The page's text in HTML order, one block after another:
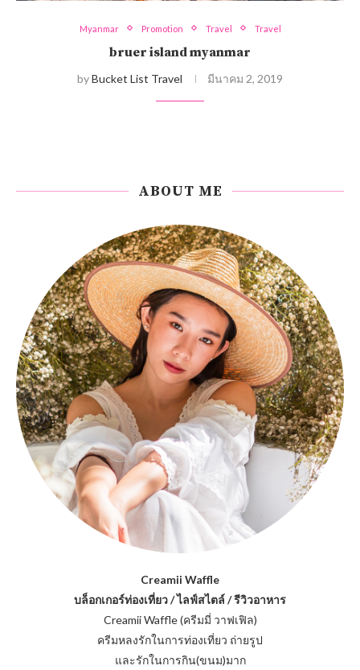
Myanmar Promotion Travel Travel
bruer island myanmar
byBucket List Travel มีนาคม 2, 2019
ABOUT ME
Creamii Waffle
บล็อกเกอร์ท่องเที่ยว / ไลฟ์สไตล์ / รีวิวอาหาร
Creamii Waffle (ครีมมี่ วาฟเฟิล)
ครีมหลงรักในการท่องเที่ยว ถ่ายรูป
และรักในการกิน(ขนม)มาก